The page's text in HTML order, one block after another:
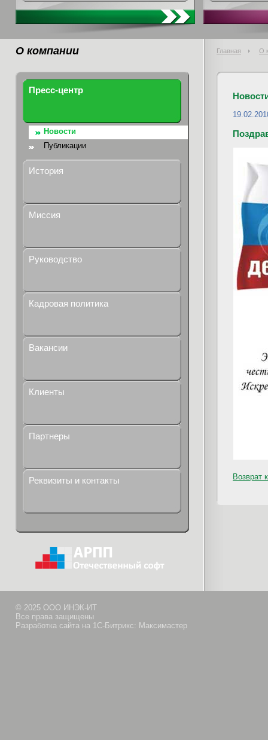
О компании Главная О
Пресс-центр
Новости
Публикации
История
Миссия
Руководство
Кадровая политика
Вакансии
Клиенты
Партнеры
Реквизиты и контакты Возврат
© 2025 ООО ИНЭК-ИТ
Все права защищены
Разработка сайта на 1С-Битрикс: Максимастер